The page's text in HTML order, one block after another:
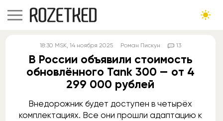
18:30 MSK, 14 ноября 2025 Роман Пискун 13
В России объявили стоимость
обновлённого Tank 300 — от 4
299 000 рублей
Внедорожник будет доступен в четырёх
комплектациях. Все они прошли адаптацию к